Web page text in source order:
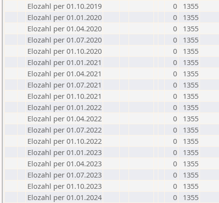
Elozahl per 01.10.2019
0
1355
Elozahl per 01.01.2020
0
1355
Elozahl per 01.04.2020
0
1355
Elozahl per 01.07.2020
0
1355
Elozahl per 01.10.2020
0
1355
Elozahl per 01.01.2021
0
1355
Elozahl per 01.04.2021
0
1355
Elozahl per 01.07.2021
0
1355
Elozahl per 01.10.2021
0
1355
Elozahl per 01.01.2022
0
1355
Elozahl per 01.04.2022
0
1355
Elozahl per 01.07.2022
0
1355
Elozahl per 01.10.2022
0
1355
Elozahl per 01.01.2023
0
1355
Elozahl per 01.04.2023
0
1355
Elozahl per 01.07.2023
0
1355
Elozahl per 01.10.2023
0
1355
Elozahl per 01.01.2024
0
1355